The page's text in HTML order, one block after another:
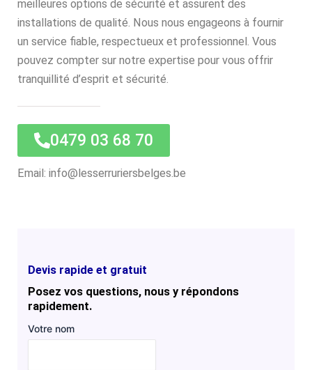
meilleures options de sécurité et assurent des
installations de qualité. Nous nous engageons à fournir
un service fiable, respectueux et professionnel. Vous
pouvez compter sur notre expertise pour vous offrir
tranquillité d’esprit et sécurité.
0479 03 68 70
Email: info@lesserruriersbelges.be
Devis rapide et gratuit
Posez vos questions, nous y répondons
rapidement.
Votre nom